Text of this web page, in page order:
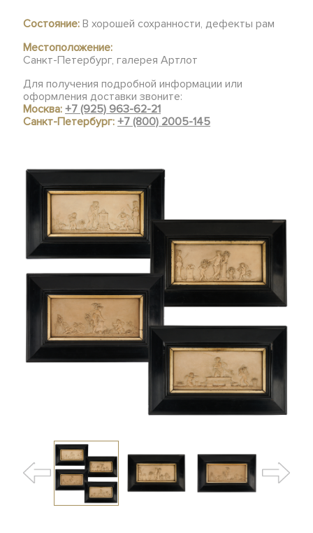
Состояние: В хорошей сохранности, дефекты рам
Местоположение:
Санкт-Петербург, галерея Артлот
Для получения подробной информации или
оформления доставки звоните:
Москва:+7 (925) 963-62-21
Санкт-Петербург:+7 (800) 2005-145